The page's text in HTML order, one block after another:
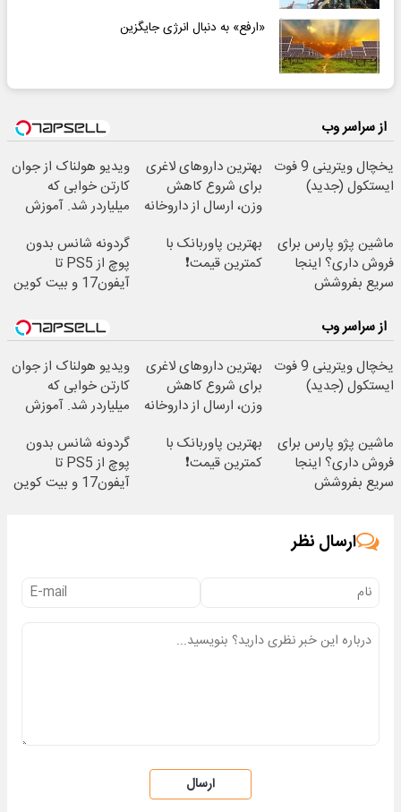
«ارفع» به دنبال انرژی جایگزین
از سراسر وب
یخچال ویترینی 9 فوت
ایستکول (جدید)
بهترین داروهای لاغری
برای شروع کاهش
وزن، ارسال از داروخانه
ویدیو هولناک از جوان
کارتن خوابی که
میلیاردر شد. آموزش
ماشین پژو پارس برای
فروش داری؟ اینجا
سریع بفروشش
بهترین پاوربانک با
کمترین قیمت❗
گردونه شانس بدون
پوچ از PS5 تا
آیفون17 و بیت کوین
از سراسر وب
یخچال ویترینی 9 فوت
ایستکول (جدید)
بهترین داروهای لاغری
برای شروع کاهش
وزن، ارسال از داروخانه
ویدیو هولناک از جوان
کارتن خوابی که
میلیاردر شد. آموزش
ماشین پژو پارس برای
فروش داری؟ اینجا
سریع بفروشش
بهترین پاوربانک با
کمترین قیمت❗
گردونه شانس بدون
پوچ از PS5 تا
آیفون17 و بیت کوین
ارسال نظر
ارسال